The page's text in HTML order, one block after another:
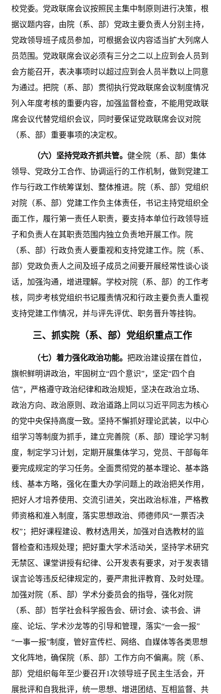
校党委。党政联席会议按照民主集中制原则进行决策，根
据议题内容，由院（系、部）党政主要负责人分别主持，
党政领导班子成员参加，可根据会议内容适当扩大列席人
员范围。党政联席会议必须有三分之二以上应到会人员到
会方能召开，表决事项时以超过应到会人员半数以上同意
为通过。把院（系、部）贯彻执行党政联席会议制度情况
列入年度考核的重要内容，加强监督检查，不能用党政联
席会议代替党组织会议，同时要保证党政联席会议对院
（系、部）重要事项的决定权。
（六）坚持党政齐抓共管。健全院（系、部）集体
领导、党政分工合作、协调运行的工作机制，做到党建工
作与行政工作统筹谋划、整体推进。院（系、部）党组织
对院（系、部）党建工作负主体责任，书记主持党组织全
面工作，履行第一责任人职责，要支持本单位行政领导班
子和负责人在其职责范围内独立负责地开展工作。院
（系、部）行政负责人要重视和支持党建工作。院（系、
部）党政负责人之间及班子成员之间要开展经常性谈心谈
话，加强沟通，增进理解。学校对院（系、部）的工作考
核，同步考核党组织书记履责情况和行政主要负责人重视
支持党建工作情况，并与评先评优、职务晋升等挂钩。
三、抓实院（系、部）党组织重点工作
（七）着力强化政治功能。把政治建设摆在首位，
旗帜鲜明讲政治，牢固树立“四个意识”，坚定“四个自
信”，严格遵守政治纪律和政治规矩，坚决在政治立场、
政治方向、政治原则、政治道路上同以习近平同志为核心
的党中央保持高度一致。坚持不懈抓好理论武装，以中心
组学习等制度为抓手，建立完善院（系、部）理论学习制
度，制定学习计划，定期开展集体学习，党员、干部每年
要完成规定的学习任务。全面贯彻党的基本理论、基本路
线、基本方略，强化在重大办学问题上的政治把关作用，
把好人才培养使用、交流引进关，突出政治标准，严格教
师资格和准入制度，落实思想政治、师德师风“一票否决
权”；把好课程建设、教材选用关，加强对自选教材的监
督检查和违规处理；把好重大学术活动关，坚持学术研究
无禁区、课堂讲授有纪律、公开发表有要求，对于发表错
误言论等违反纪律规定的，要严肃批评教育、及时处理。
加强对院（系、部）学术分委员会的指导，强化对院
（系、部）哲学社会科学报告会、研讨会、读书会、讲
座、论坛、学术沙龙等的引导和管理，落实“一会一报”
“一事一报”制度，管好宣传栏、网络、自媒体等各类思想
文化阵地，确保院（系、部）工作方向不偏离。院（系、
部）党组织每年至少要召开1次领导班子民主生活会，开
展批评和自我批评，统一思想、增进团结、互相监督、共